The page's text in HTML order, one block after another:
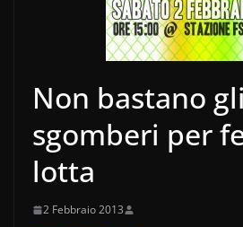
Non bastano gli
sgomberi per
lotta
2 Febbraio 2013